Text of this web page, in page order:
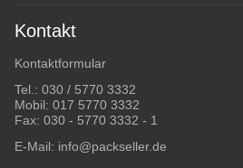
Kontakt
Kontaktformular
Tel.: 030 / 5770 3332
Mobil: 017 5770 3332
Fax: 030 - 5770 3332 - 1
E-Mail: info@packseller.de